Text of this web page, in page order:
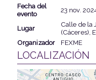
Fecha del
evento
23 nov.
Lugar
Calle de la
(Cáceres),
Organizador
FEXME
LOCALIZACIÓN